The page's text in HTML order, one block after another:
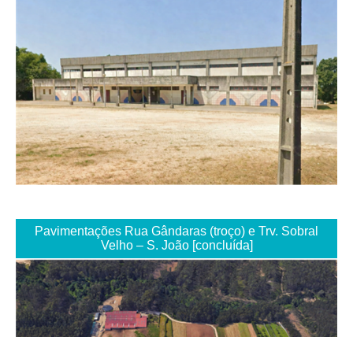
Pavimentações Rua Gândaras (troço) e Trv. Sobral
Velho – S. João [concluída]